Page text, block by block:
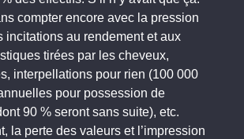
compter encore avec la pression
incitations au rendement et aux
tirées par les cheveux,
interpellations pour rien (100 000
pour possession de
90 % seront sans suite), etc.
la perte des valeurs et l’impression